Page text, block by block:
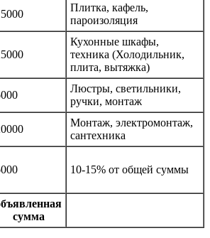
Плитка, кафель,
пароизоляция
Кухонные шкафы,
техника (Холодильник,
плита, вытяжка)
Люстры, светильники,
ручки, монтаж
Монтаж, электромонтаж,
сантехника
10-15% от общей суммы
сумма